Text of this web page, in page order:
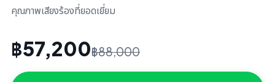
คุณภาพเสียงร้องที่ยอดเยี่ยม
฿57,200฿88,000